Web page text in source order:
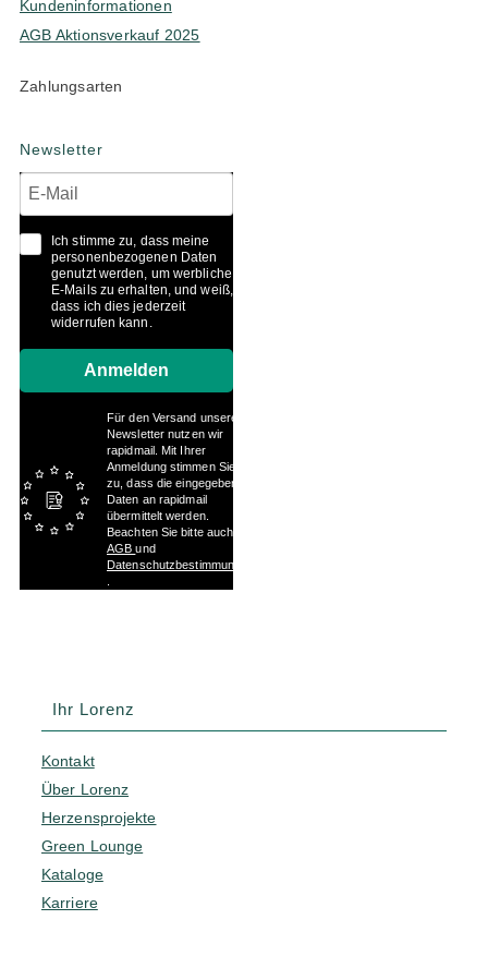
Kundeninformationen
AGB Aktionsverkauf 2025
Zahlungsarten
Newsletter
Ich stimme zu, dass meine
personenbezogenen Daten
genutzt werden, um werbliche
E-Mails zu erhalten, und weiß,
dass ich dies jederzeit
widerrufen kann.
Anmelden
Für den Versand unserer
Newsletter nutzen wir
rapidmail. Mit Ihrer
Anmeldung stimmen Sie
zu, dass die eingegebenen
Daten an rapidmail
übermittelt werden.
Beachten Sie bitte auch die
AGBund
Datenschutzbestimmungen
Ihr Lorenz
Kontakt
Über Lorenz
Herzensprojekte
Green Lounge
Kataloge
Karriere